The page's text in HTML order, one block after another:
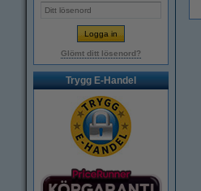
Glömt ditt lösenord?
Trygg E-Handel